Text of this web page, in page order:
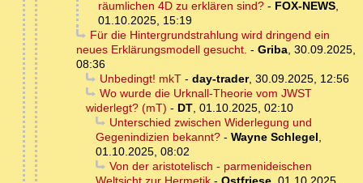
räumlichen 4D zu erklären sind? - FOX-NEWS,
01.10.2025, 15:19
Für die Hintergrundstrahlung wird dringend ein
neues Erklärungsmodell gesucht. - Griba, 30.09.2025,
08:36
Unbedingt! mkT- day-trader, 30.09.2025, 12:56
Wo wurde die Urknall-Theorie vom JWST
widerlegt? (mT) - DT, 01.10.2025, 02:10
Unterschied zwischen Widerlegung und
Gegenindizien bekannt? - Wayne Schlegel,
01.10.2025, 08:02
Von der aristotelisch - parmenideischen